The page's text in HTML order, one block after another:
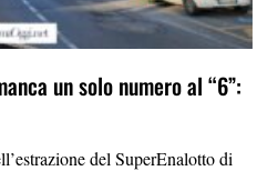
un solo numero al “6”:
del SuperEnalotto di